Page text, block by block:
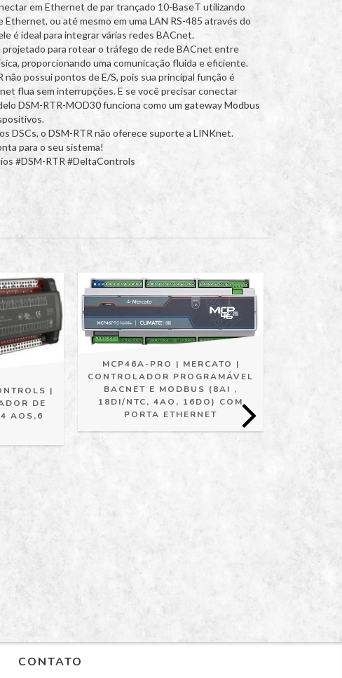
em Ethernet de par trançado 10-BaseT utilizando
ou até mesmo em uma LAN RS-485 através do
é ideal para integrar várias redes BACnet.
para rotear o tráfego de rede BACnet entre
proporcionando uma comunicação fluida e eficiente.
não possui pontos de E/S, pois sua principal função é
flua sem interrupções. E se você precisar conectar
DSM-RTR-MOD30 funciona como um gateway Modbus
DSCs, o DSM-RTR não oferece suporte a LINKnet.
para o seu sistema!
#DSM-RTR #DeltaControls
|
DE
AOS,6
MCP46A-PRO | MERCATO |
CONTROLADOR PROGRAMÁVEL
BACNET E MODBUS (8AI ,
18DI/NTC, 4AO, 16DO) COM
PORTA ETHERNET
CONTATO